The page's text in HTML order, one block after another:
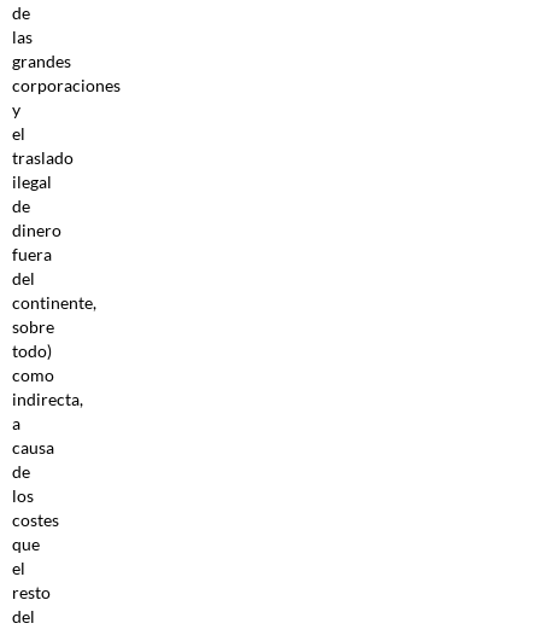
de
las
grandes
corporaciones
y
el
traslado
ilegal
de
dinero
fuera
del
continente,
sobre
todo)
como
indirecta,
a
causa
de
los
costes
que
el
resto
del